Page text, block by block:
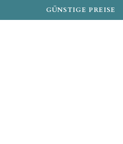
GÜNSTIGE PREISE